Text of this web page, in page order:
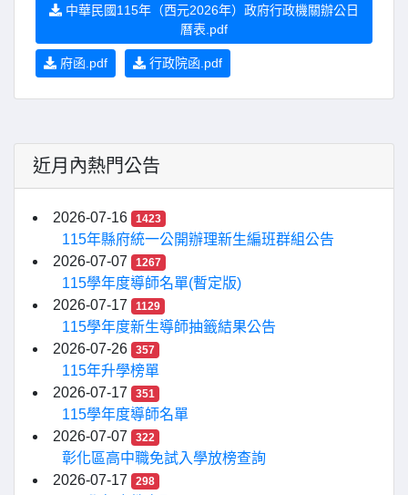
中華民國115年（西元2026年）政府行政機關辦公日
曆表.pdf
府函.pdf 行政院函.pdf
近月內熱門公告
2026-07-16 1423
115年縣府統一公開辦理新生編班群組公告
2026-07-07
1267
115學年度導師名單(暫定版)
2026-07-17
1129
115學年度新生導師抽籤結果公告
2026-07-26
357
115年升學榜單
2026-07-17
351
115學年度導師名單
2026-07-07
322
彰化區高中職免試入學放榜查詢
2026-07-17
298